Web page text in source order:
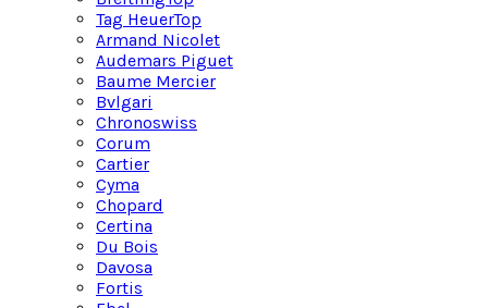
Tag HeuerTop
Armand Nicolet
Audemars Piguet
Baume Mercier
Bvlgari
Chronoswiss
Corum
Cartier
Cyma
Chopard
Certina
Du Bois
Davosa
Fortis